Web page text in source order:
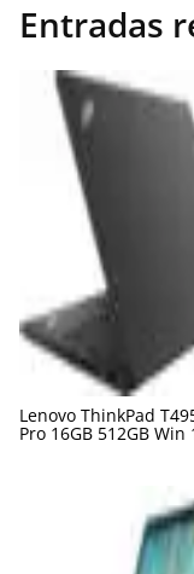
Entradas
Lenovo ThinkPad
Pro 16GB 512GB Win